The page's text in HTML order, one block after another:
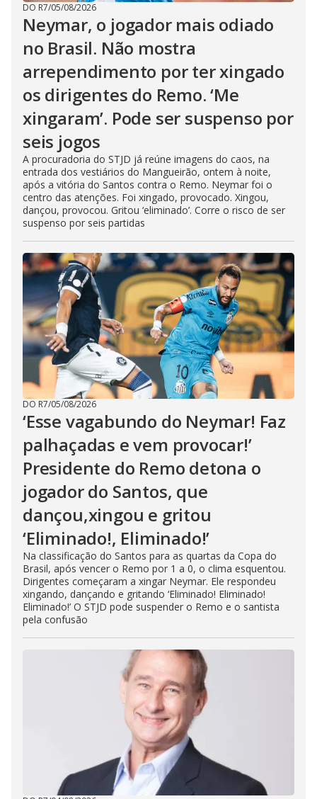
DO R7/05/08/2026
Neymar, o jogador mais odiado
no Brasil. Não mostra
arrependimento por ter xingado
os dirigentes do Remo. ‘Me
xingaram’. Pode ser suspenso por
seis jogos
A procuradoria do STJD já reúne imagens do caos, na
entrada dos vestiários do Mangueirão, ontem à noite,
após a vitória do Santos contra o Remo. Neymar foi o
centro das atenções. Foi xingado, provocado. Xingou,
dançou, provocou. Gritou ‘eliminado’. Corre o risco de ser
suspenso por seis partidas
DO R7/05/08/2026
‘Esse vagabundo do Neymar! Faz
palhaçadas e vem provocar!’
Presidente do Remo detona o
jogador do Santos, que
dançou,xingou e gritou
‘Eliminado!, Eliminado!’
Na classificação do Santos para as quartas da Copa do
Brasil, após vencer o Remo por 1 a 0, o clima esquentou.
Dirigentes começaram a xingar Neymar. Ele respondeu
xingando, dançando e gritando ‘Eliminado! Eliminado!
Eliminado!’ O STJD pode suspender o Remo e o santista
pela confusão